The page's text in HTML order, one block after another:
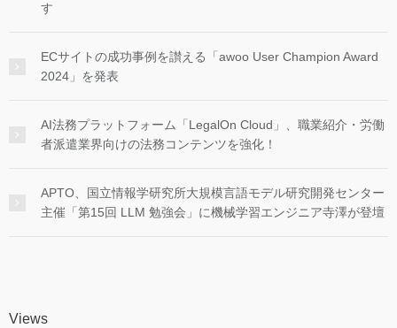
す
ECサイトの成功事例を讃える「awoo User Champion Award
2024」を発表
AI法務プラットフォーム「LegalOn Cloud」、職業紹介・労働
者派遣業界向けの法務コンテンツを強化！
APTO、国立情報学研究所大規模言語モデル研究開発センター
主催「第15回 LLM 勉強会」に機械学習エンジニア寺澤が登壇
Views